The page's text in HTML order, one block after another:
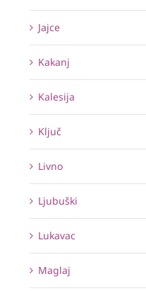
Jajce
Kakanj
Kalesija
Ključ
Livno
Ljubuški
Lukavac
Maglaj